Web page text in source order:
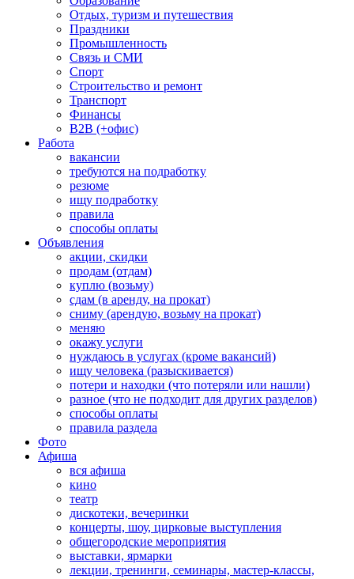
Отдых, туризм и путешествия
Праздники
Промышленность
Связь и СМИ
Спорт
Строительство и ремонт
Транспорт
Финансы
B2B (+офис)
Работа
вакансии
требуются на подработку
резюме
ищу подработку
правила
способы оплаты
Объявления
акции, скидки
продам (отдам)
куплю (возьму)
сдам (в аренду, на прокат)
сниму (арендую, возьму на прокат)
меняю
окажу услуги
нуждаюсь в услугах (кроме вакансий)
ищу человека (разыскивается)
потери и находки (что потеряли или нашли)
разное (что не подходит для других разделов)
способы оплаты
правила раздела
Фото
Афиша
вся афиша
кино
театр
дискотеки, вечеринки
концерты, шоу, цирковые выступления
общегородские мероприятия
выставки, ярмарки
лекции, тренинги, семинары, мастер-классы,